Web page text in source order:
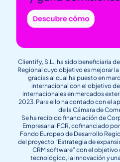
Clientify, S.L., ha sido beneficiaria
Regional cuyo objetivo es mejorar
gracias al cual ha puesto en
internacional con el objetivo
internacionales en mercados
2023. Para ello ha contado con el
de la Cámara de
Se ha recibido financiación de
Empresarial FCR, cofinanciado
Fondo Europeo de Desarrollo
del proyecto “Estrategia de
CRM software” con el
tecnológico, la innovación y